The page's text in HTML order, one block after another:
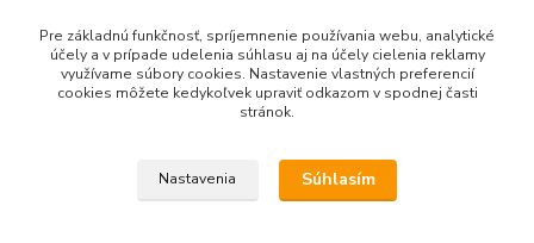
Tovar zaradený v kategóriách
Pre základnú funkčnosť, spríjemnenie používania webu, analytické
účely a v prípade udelenia súhlasu aj na účely cielenia reklamy
využívame súbory cookies. Nastavenie vlastných preferencií
cookies môžete kedykoľvek upraviť odkazom v spodnej časti
stránok.
Nastavenia Súhlasím